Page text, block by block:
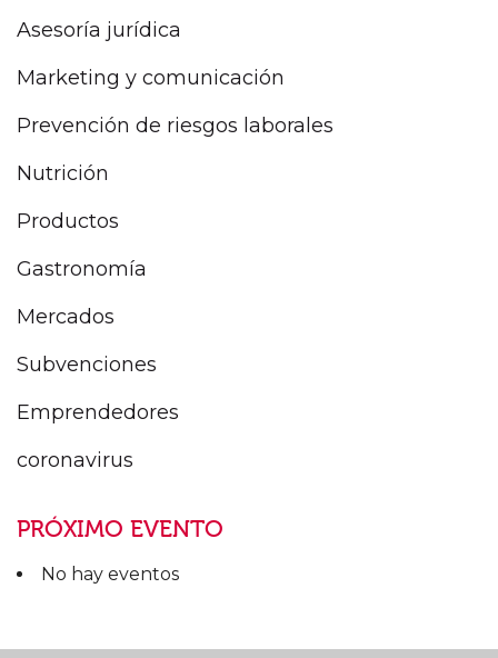
Asesoría jurídica
Marketing y comunicación
Prevención de riesgos laborales
Nutrición
Productos
Gastronomía
Mercados
Subvenciones
Emprendedores
coronavirus
PRÓXIMO EVENTO
No hay eventos